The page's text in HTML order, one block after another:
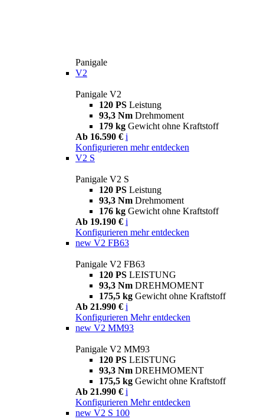
Panigale
V2
Panigale V2
120 PS Leistung
93,3 Nm Drehmoment
179 kg Gewicht ohne Kraftstoff
Ab 16.590 € i
Konfigurieren mehr entdecken
V2 S
Panigale V2 S
120 PS Leistung
93,3 Nm Drehmoment
176 kg Gewicht ohne Kraftstoff
Ab 19.190 € i
Konfigurieren mehr entdecken
new V2 FB63
Panigale V2 FB63
120 PS LEISTUNG
93,3 Nm DREHMOMENT
175,5 kg Gewicht ohne Kraftstoff
Ab 21.990 € i
Konfigurieren Mehr entdecken
new V2 MM93
Panigale V2 MM93
120 PS LEISTUNG
93,3 Nm DREHMOMENT
175,5 kg Gewicht ohne Kraftstoff
Ab 21.990 € i
Konfigurieren Mehr entdecken
new V2 S 100